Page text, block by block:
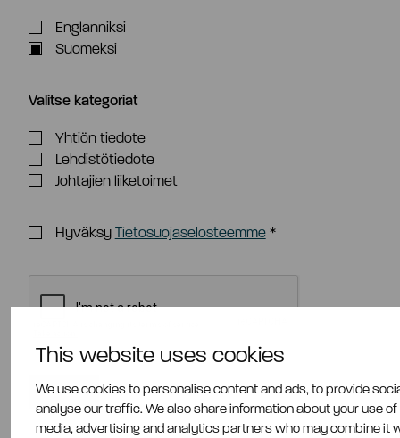
This website uses cookies
We use cookies to personalise content and ads, to provide
analyse our traffic. We also share information about your use
media, advertising and analytics partners who may combine it
Englanniksi
Suomeksi
Valitse kategoriat
Yhtiön tiedote
Lehdistötiedote
Johtajien liiketoimet
Hyväksy Tietosuojaselosteemme*